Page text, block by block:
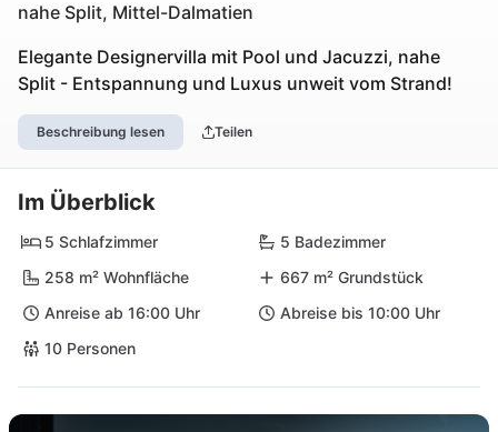
nahe Split, Mittel-Dalmatien
Elegante Designervilla mit Pool und Jacuzzi, nahe
Split - Entspannung und Luxus unweit vom Strand!
Beschreibung lesen Teilen
Im Überblick
5 Schlafzimmer
5 Badezimmer
258 m² Wohnfläche
667 m² Grundstück
Anreise ab 16:00 Uhr
Abreise bis 10:00 Uhr
10 Personen